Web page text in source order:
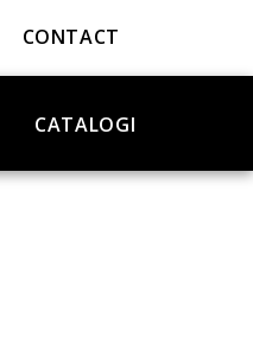
CONTACT
CATALOGI